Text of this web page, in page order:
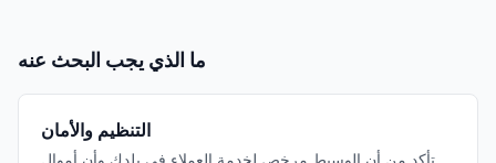
ما الذي يجب البحث عنه
التنظيم والأمان
تأكد من أن الوسيط مرخص لخدمة العملاء في بلدك وأن أموال